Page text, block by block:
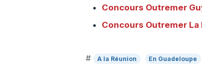
Concours Outremer
Concours Outremer La
# A la Réunion En Guadeloupe